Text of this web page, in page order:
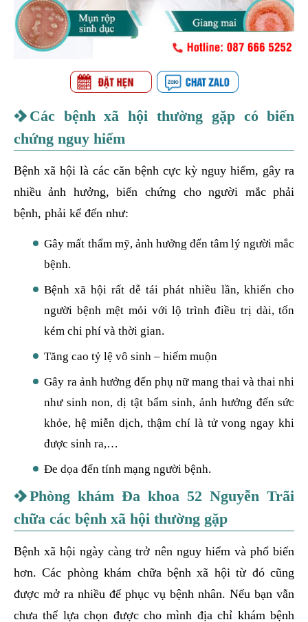
Các bệnh xã hội thường gặp có biến
chứng nguy hiểm
Bệnh xã hội là các căn bệnh cực kỳ nguy hiểm, gây ra
nhiều ảnh hưởng, biến chứng cho người mắc phải
bệnh, phải kể đến như:
Gây mất thẩm mỹ, ảnh hưởng đến tâm lý người mắc
bệnh.
Bệnh xã hội rất dễ tái phát nhiều lần, khiến cho
người bệnh mệt mỏi với lộ trình điều trị dài, tốn
kém chi phí và thời gian.
Tăng cao tỷ lệ vô sinh – hiếm muộn
Gây ra ảnh hưởng đến phụ nữ mang thai và thai nhi
như sinh non, dị tật bẩm sinh, ảnh hưởng đến sức
khỏe, hệ miễn dịch, thậm chí là tử vong ngay khi
được sinh ra,…
Đe dọa đến tính mạng người bệnh.
Phòng khám Đa khoa 52 Nguyễn Trãi
chữa các bệnh xã hội thường gặp
Bệnh xã hội ngày càng trở nên nguy hiểm và phổ biến
hơn. Các phòng khám chữa bệnh xã hội từ đó cũng
được mở ra nhiều để phục vụ bệnh nhân. Nếu bạn vẫn
chưa thể lựa chọn được cho mình địa chỉ khám bệnh